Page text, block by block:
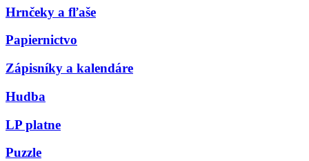
Hrnčeky a fľaše
Papiernictvo
Zápisníky a kalendáre
Hudba
LP platne
Puzzle